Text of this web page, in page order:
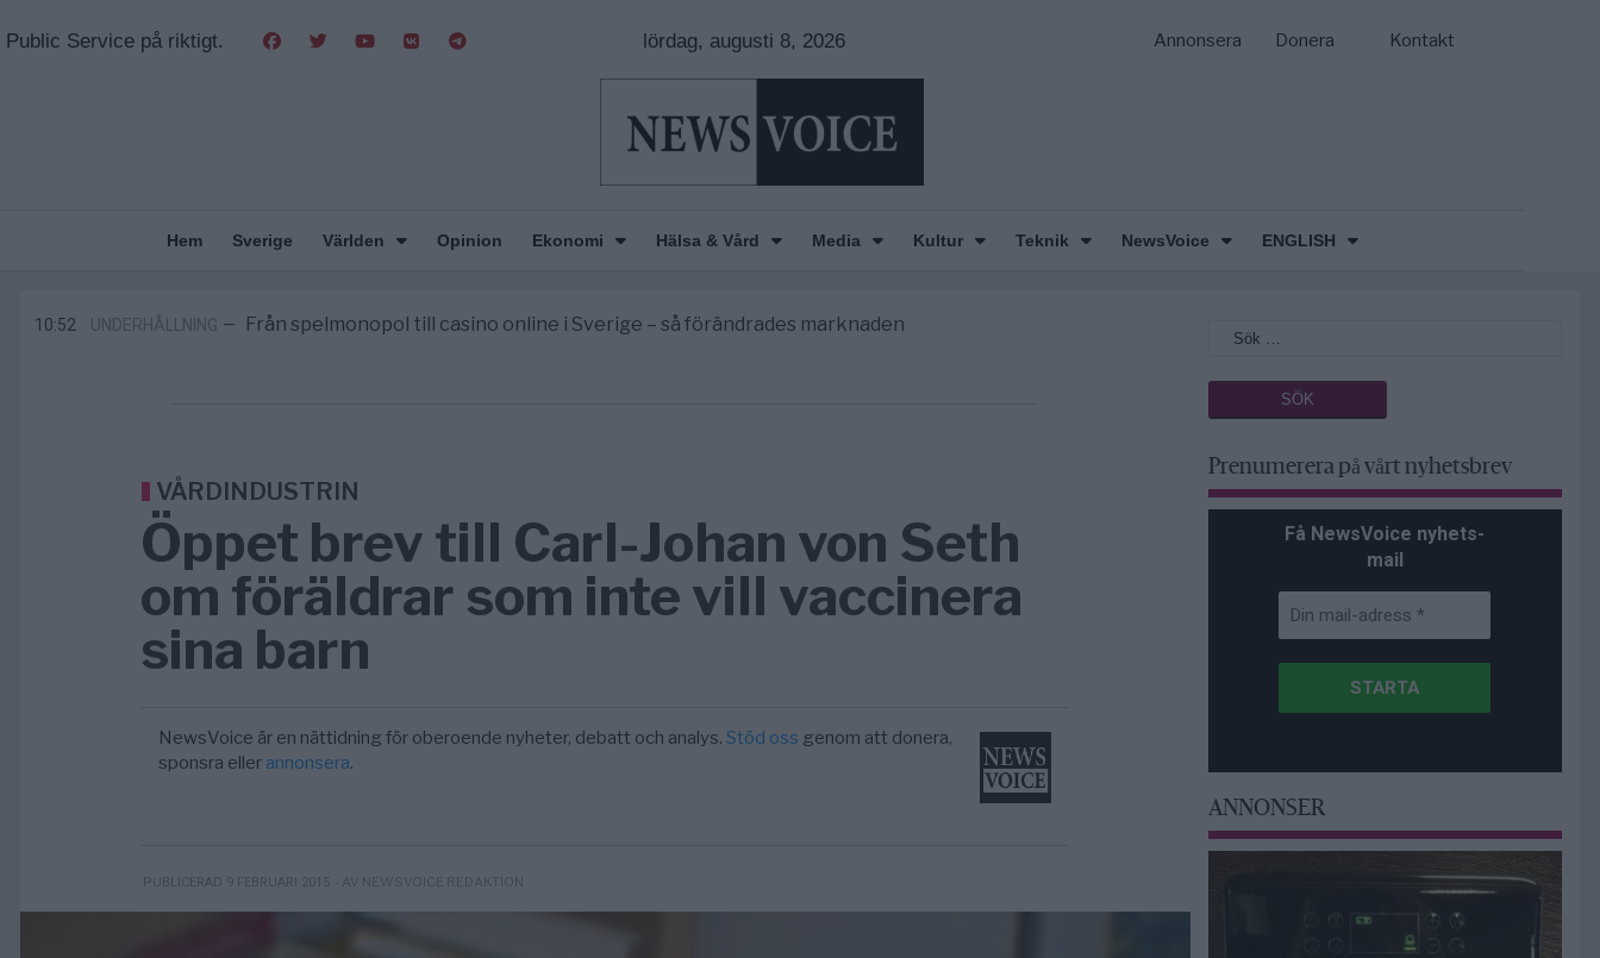
Public Service på riktigt. lördag, augusti 8, 2026 Annonsera Donera Kontakt
Hem Sverige Världen Opinion Ekonomi Hälsa & Vård Media Kultur Teknik NewsVoice
ENGLISH
10:52 UNDERHÅLLNING — Från spelmonopol till casino online i Sverige – så förändrades marknaden
VÅRDINDUSTRIN
Öppet brev till Carl-Johan von Seth
om föräldrar som inte vill vaccinera
sina barn
NewsVoice är en nättidning för oberoende nyheter, debatt och analys.Stöd oss genom att donera,
sponsra eller annonsera.
PUBLICERAD 9 FEBRUARI 2015 - AV NEWSVOICE REDAKTION
Prenumerera på vårt nyhetsbrev
Få NewsVoice nyhets-
mail
ANNONSER